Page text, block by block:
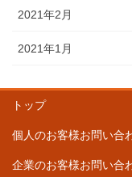
2021年2月
2021年1月
トップ
個人のお客様お問い合
企業のお客様お問い合